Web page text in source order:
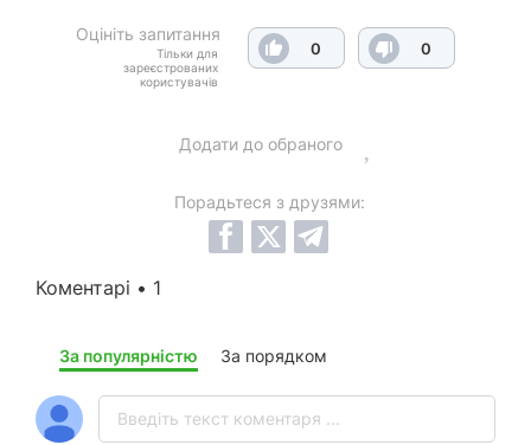
Оцініть запитання
Тільки для
зареєстрованих
користувачів
0 0
Додати до обраного
Порадьтеся з друзями:
Коментарі • 1
За популярністю За порядком